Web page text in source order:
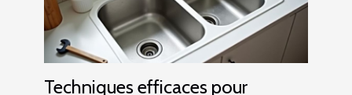
Techniques efficaces pour